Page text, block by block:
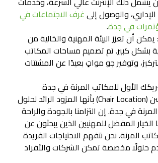
والوصول إلىغرف الاجتماعات في
في جدة.
يمكن أن تعزز البيئة المهنية والخالية من
بشكل كبير. تم تصميم مساحات المكاتب
وتوفير جو مواتٍ بعيدًا عن المشتتات
الأول للمكاتب المرنة في جدة
تتميز تشير لوكيشن (Chair Location) بأنها المزود الرائد لحلول
في جدة. إن التزامنا بالجودة والراحة
المفضل للمهنيين الذين يبحثون عن
المرنة. نحن نتفهم الاحتياجات الفريدة
حلولًا مخصصة تمكن الشركات والأفراد